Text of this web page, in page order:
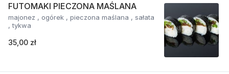
FUTOMAKI PIECZONA MAŚLANA
majonez , ogórek , pieczona maślana , sałata
, tykwa
35,00 zł